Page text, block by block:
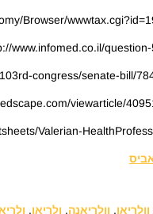
וולריאן, וולריאנה, ולריאן,